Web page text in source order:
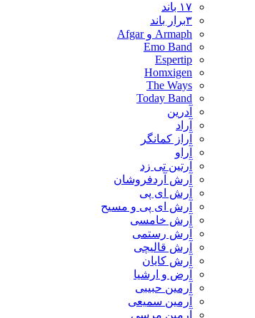
۱۷ باند
۳برار باند
Armaph و Afgar
Emo Band
Espertip
Homxigen
The Ways
Today Band
آدرین
آراد
آراز کمانگر
آراو
آرتین تی زد
آرش آردفروشان
آرش ای پی
آرش ای پی و مسیح
آرش خامسی
آرش رستمی
آرش قالیچی
آرش کایان
​آرض و ارشیا
آرمین حبیبی
آرمین سمیعی
آرمین مرسی